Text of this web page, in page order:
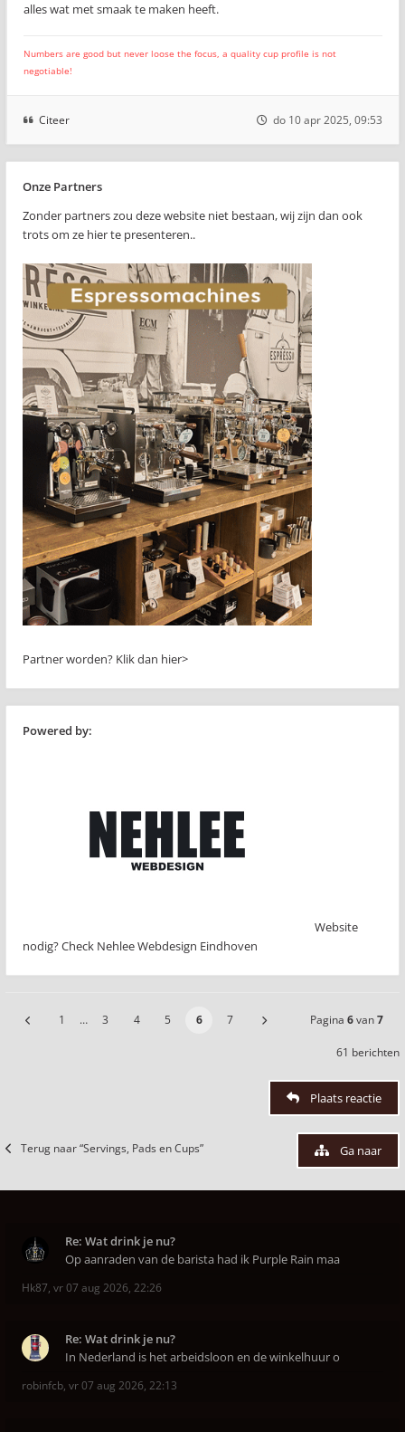
alles wat met smaak te maken heeft.
Numbers are good but never loose the focus, a quality cup profile is not
negotiable!
Citeer do 10 apr 2025, 09:53
Onze Partners
Zonder partners zou deze website niet bestaan, wij zijn dan ook
trots om ze hier te presenteren..
Partner worden? Klik dan hier>
Powered by:
Website
nodig? Check Nehlee Webdesign Eindhoven
1 … 3 4 5 6 7 Pagina 6van7
61 berichten
Plaats reactie
Terug naar “Servings, Pads en Cups” Ga naar
Re: Wat drink je nu?
Op aanraden van de barista had ik Purple Rain maa
Hk87, vr 07 aug 2026, 22:26
Re: Wat drink je nu?
In Nederland is het arbeidsloon en de winkelhuur o
robinfcb, vr 07 aug 2026, 22:13